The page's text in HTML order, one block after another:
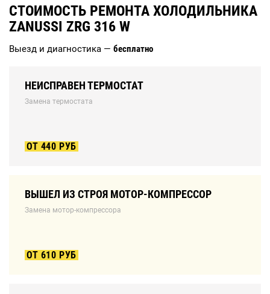
СТОИМОСТЬ РЕМОНТА ХОЛОДИЛЬНИКА
ZANUSSI ZRG 316 W
Выезд и диагностика — бесплатно
НЕИСПРАВЕН ТЕРМОСТАТ
Замена термостата
ОТ 440 РУБ
ВЫШЕЛ ИЗ СТРОЯ МОТОР-КОМПРЕССОР
Замена мотор-компрессора
ОТ 610 РУБ